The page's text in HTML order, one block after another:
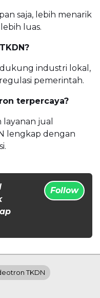
saja, lebih menarik
luas.
industri lokal,
pemerintah.
terpercaya?
jual
lengkap dengan
Follow
TKDN